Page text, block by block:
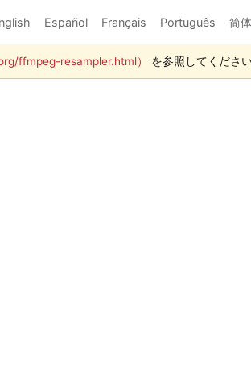
Español Français Português 简
ffmpeg-resampler.html） を参照してください